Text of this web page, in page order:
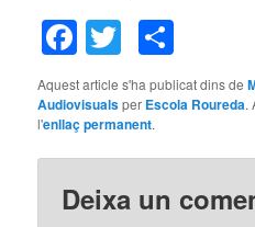
Facebook
Twitter
Aquest article s'ha publicat dins de
Audiovisualsper Escola Roureda.
l'enllaç permanent.
Deixa un